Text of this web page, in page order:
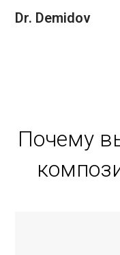
Dr. Demidov
Почему